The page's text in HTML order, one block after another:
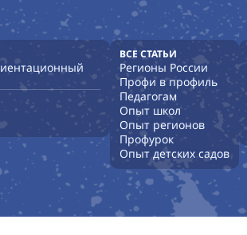
ВСЕ СТАТЬИ
Регионы России
Профи в профиль
Педагогам
Опыт школ
Опыт регионов
Профурок
Опыт детских садов